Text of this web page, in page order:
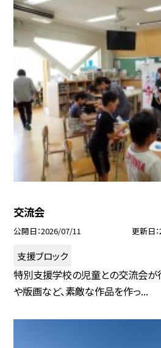
交流会
公開日 2026/07/11 更新日
支援ブロック
特別支援学校の児童との交流会が
や版画など、素敵な作品を作っ...